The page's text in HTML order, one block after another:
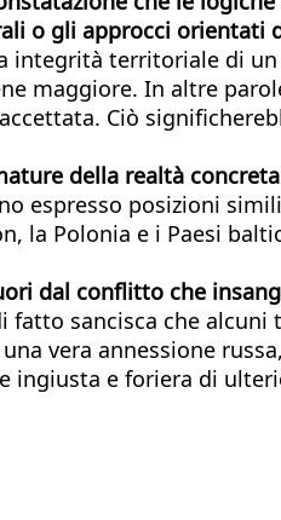
o gli approcci
territoriale di
maggiore. In altre
Ciò
della realtà
espresso posizioni
la Polonia e i Paesi
dal conflitto che
sancisca che
vera annessione
ingiusta e foriera di